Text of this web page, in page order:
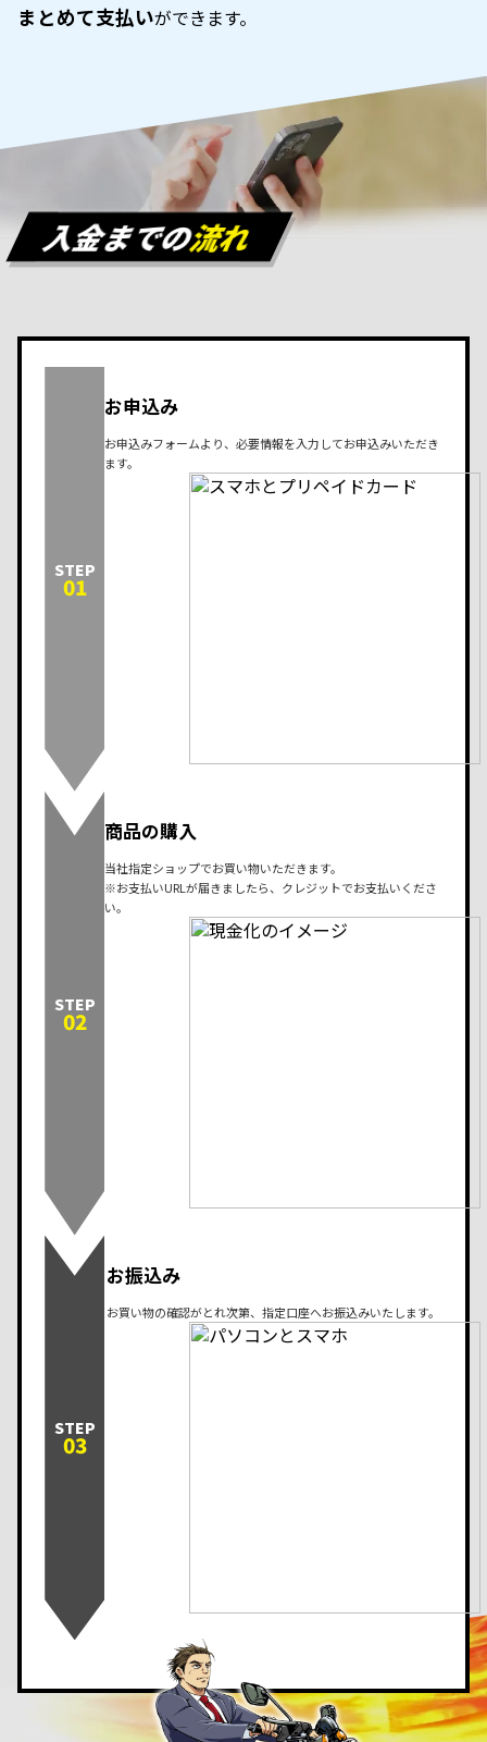
まとめて支払いができます。
入金までの流れ
STEP
01
お申込み
お申込みフォームより、必要情報を入力してお申込みいただき
ます。
STEP
02
商品の購入
当社指定ショップでお買い物いただきます。
※お支払いURLが届きましたら、クレジットでお支払いくださ
い。
STEP
03
お振込み
お買い物の確認がとれ次第、指定口座へお振込みいたします。